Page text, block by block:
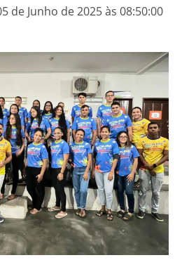
de Junho de 2025 às 08:50:00